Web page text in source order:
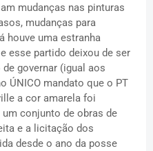
mudanças nas pinturas
mudanças para
houve uma estranha
esse partido deixou de ser
governar (igual aos
ÚNICO mandato que o PT
a cor amarela foi
conjunto de obras de
e a licitação dos
desde o ano da posse